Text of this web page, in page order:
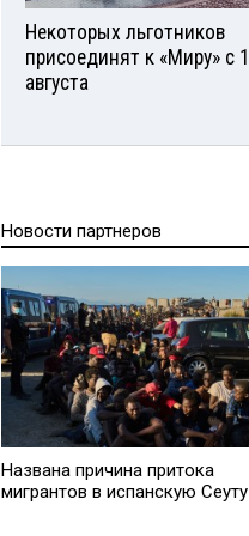
Некоторых льготников
присоединят к «Миру» с 1
августа
Новости партнеров
Названа причина притока
мигрантов в испанскую Сеуту